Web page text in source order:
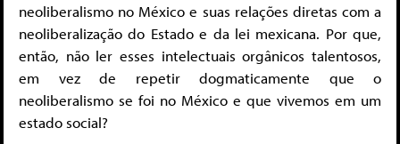
neoliberalismo no México e suas relações diretas com a
neoliberalização do Estado e da lei mexicana. Por que,
então, não ler esses intelectuais orgânicos talentosos,
em vez de repetir dogmaticamente que o
neoliberalismo se foi no México e que vivemos em um
estado social?